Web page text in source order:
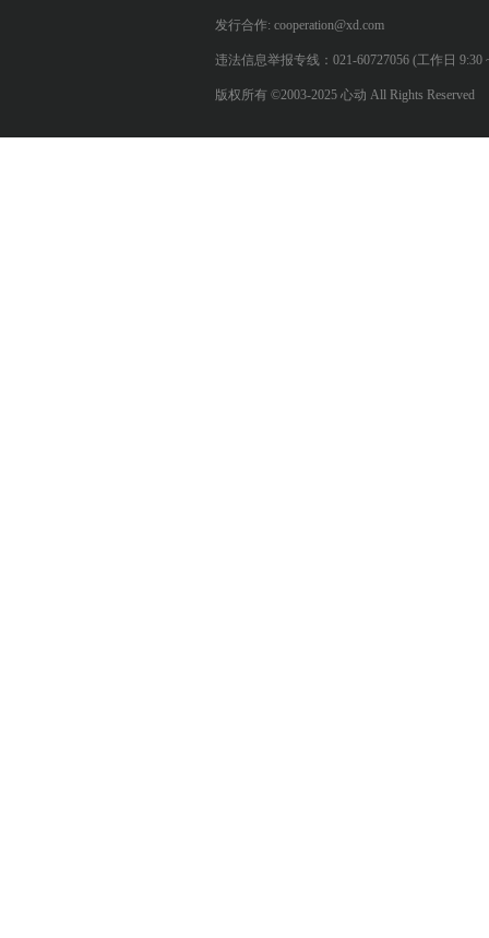
发行合作: cooperation@xd.com
违法信息举报专线：021-60727056 (工作日 9:30
版权所有 ©2003-2025 心动 All Rights Reserved